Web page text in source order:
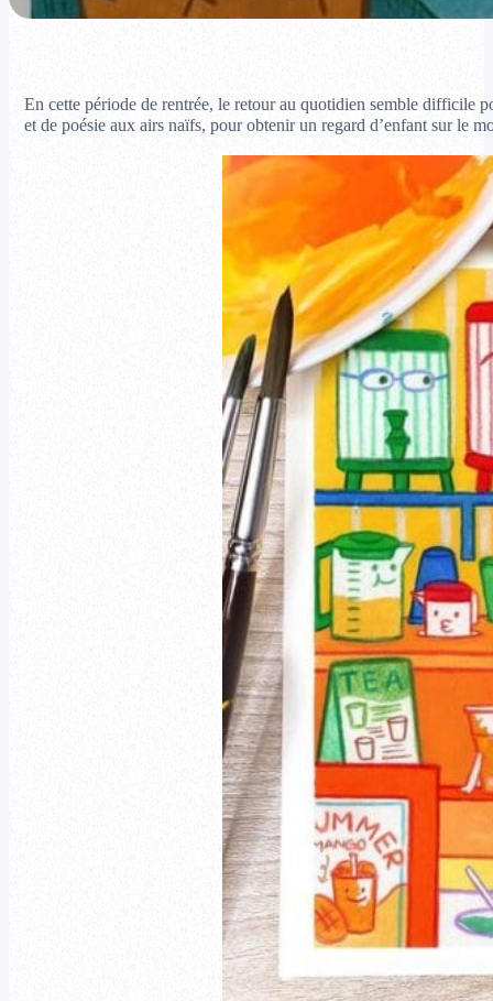
En cette période de rentrée, le retour au quotidien semble difficile
et de poésie aux airs naïfs, pour obtenir un regard d’enfant sur le